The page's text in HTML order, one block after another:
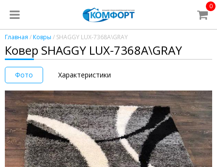
0
Главная /Ковры / SHAGGY LUX-7368A\GRAY
Ковер SHAGGY LUX-7368A\GRAY
Фото Характеристики